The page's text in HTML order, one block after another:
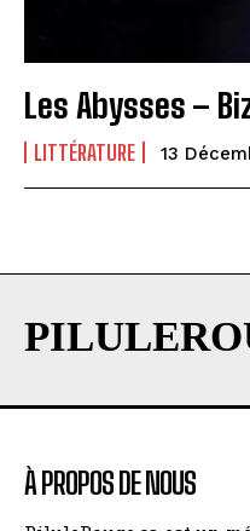
Les Abysses –
LITTÉRATURE 13
À PROPOS DE NOUS